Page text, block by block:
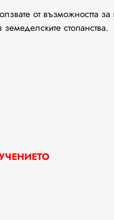
от възможността
стопанства.